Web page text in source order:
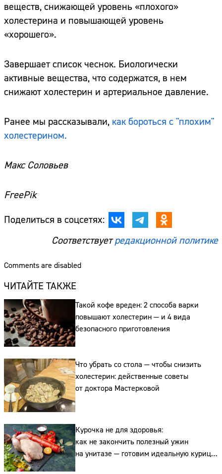
веществ, снижающей уровень «плохого»
холестерина и повышающей уровень
«хорошего».
Завершает список чеснок. Биологически
активные вещества, что содержатся, в нем
снижают холестерин и артериальное давление.
Ранее мы рассказывали, как бороться с "плохим"
холестерином.
Макс Соловьев
FreePik
Поделиться в соцсетях:
Соответствуетредакционной политике
Comments are disabled
ЧИТАЙТЕ ТАКЖЕ
Такой кофе вреден: 2 способа варки
повышают холестерин — и 4 вида
безопасного приготовления
Что убрать со стола — чтобы снизить
холестерин: действенные советы
от доктора Мастерковой
Курочка не для здоровья:
как не закончить полезный ужин
на унитазе — готовим идеальную курицу
лично для вас